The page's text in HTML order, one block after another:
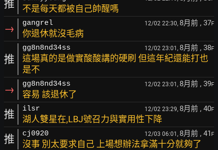
推 不是每天都被自己帥醒嗎
→ gangrel 12/02 22:30, 8月前 , 37F
你退休就沒毛病
推
gg8n8nd34ss 12/02 23:01, 8月前 , 38F
這場真的是做實酸酸講的硬刷 但這年紀還能打也
是不
→ gg8n8nd34ss 12/02 23:01, 8月前 , 39F
容易 該退休了
推 ilsr 12/02 23:29, 8月前 , 40F
湖人雙星在,LBJ號召力與實用性下降
推 cj0920 12/03 06:01, 8月前 , 41 F
沒事 別太要求自己 上場想辦法拿滿十分就夠了